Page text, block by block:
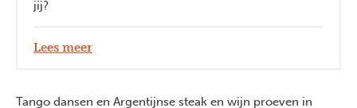
jij?
Lees meer
Tango dansen en Argentijnse steak en wijn proeven in